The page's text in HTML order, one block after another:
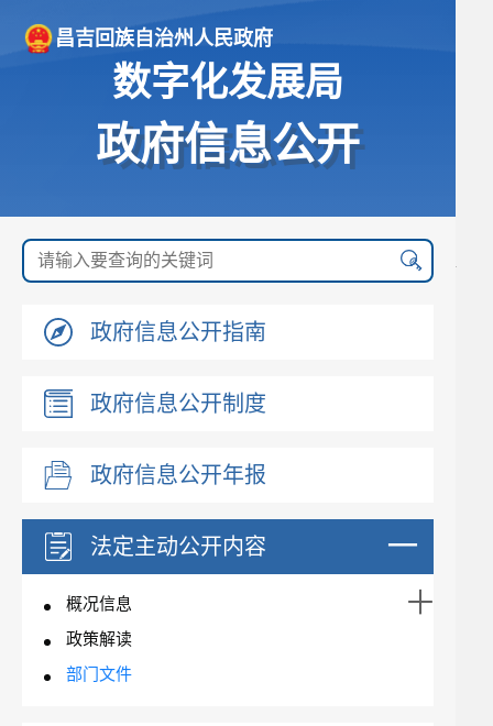
昌吉回族自治州人民政府
数字化发展局
政府信息公开
政府信息公开指南
政府信息公开制度
政府信息公开年报
法定主动公开内容
概况信息
政策解读
部门文件